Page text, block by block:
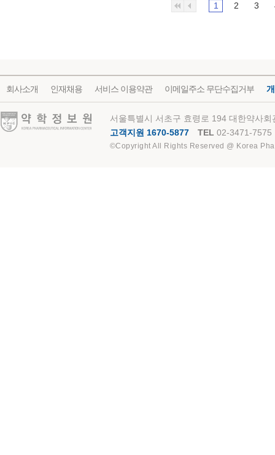
1 2 3
회사소개 인재채용 서비스 이용약관 이메일주소 무단수집거부
약학정보원
서울특별시 서초구 효령로 194 대한약사
고객지원 1670-5877
TEL 02-3471-7575
©Copyright All Rights Reserved @ Korea